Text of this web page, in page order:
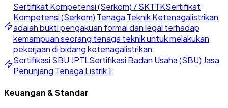
Sertifikat Kompetensi (Serkom) / SKTTKSertifikat
Kompetensi (Serkom) Tenaga Teknik Ketenagalistrikan
adalah bukti pengakuan formal dan legal terhadap
kemampuan seorang tenaga teknik untuk melakukan
pekerjaan di bidang ketenagalistrikan.
Sertifikasi SBU JPTLSertifikasi Badan Usaha (SBU) Jasa
Penunjang Tenaga Listrik 1.
Keuangan & Standar